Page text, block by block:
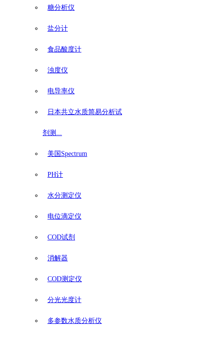
糖分析仪
盐分计
食品酸度计
浊度仪
电导率仪
日本共立水质简易分析试
剂测...
美国Spectrum
PH计
水分测定仪
电位滴定仪
COD试剂
消解器
COD测定仪
分光光度计
多参数水质分析仪